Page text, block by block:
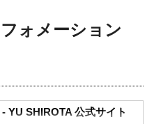
ォメーション
YU SHIROTA 公式サイト